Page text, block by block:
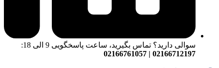
سوالی دارید؟ تماس بگیرید، ساعت پاسخگویی 9 الی 18:
02166712197 | 02166761057